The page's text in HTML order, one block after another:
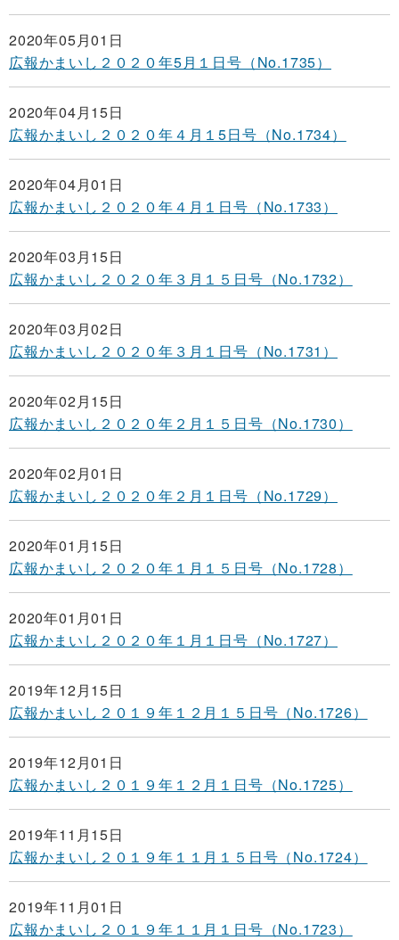
2020年05月01日
広報かまいし２０２０年5月１日号（No.1735）
2020年04月15日
広報かまいし２０２０年４月１5日号（No.1734）
2020年04月01日
広報かまいし２０２０年４月１日号（No.1733）
2020年03月15日
広報かまいし２０２０年３月１５日号（No.1732）
2020年03月02日
広報かまいし２０２０年３月１日号（No.1731）
2020年02月15日
広報かまいし２０２０年２月１５日号（No.1730）
2020年02月01日
広報かまいし２０２０年２月１日号（No.1729）
2020年01月15日
広報かまいし２０２０年１月１５日号（No.1728）
2020年01月01日
広報かまいし２０２０年１月１日号（No.1727）
2019年12月15日
広報かまいし２０１９年１２月１５日号（No.1726）
2019年12月01日
広報かまいし２０１９年１２月１日号（No.1725）
2019年11月15日
広報かまいし２０１９年１１月１５日号（No.1724）
2019年11月01日
広報かまいし２０１９年１１月１日号（No.1723）